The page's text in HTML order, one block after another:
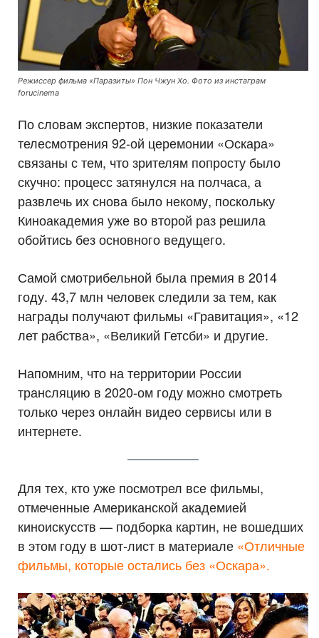
Режиссер фильма «Паразиты» Пон Чжун Хо. Фото из инстаграм
forucinema
По словам экспертов, низкие показатели
телесмотрения 92-ой церемонии «Оскара»
связаны с тем, что зрителям попросту было
скучно: процесс затянулся на полчаса, а
развлечь их снова было некому, поскольку
Киноакадемия уже во второй раз решила
обойтись без основного ведущего.
Самой смотрибельной была премия в 2014
году. 43,7 млн человек следили за тем, как
награды получают фильмы «Гравитация», «12
лет рабства», «Великий Гетсби» и другие.
Напомним, что на территории России
трансляцию в 2020-ом году можно смотреть
только через онлайн видео сервисы или в
интернете.
Для тех, кто уже посмотрел все фильмы,
отмеченные Американской академией
киноискусств — подборка картин, не вошедших
в этом году в шот-лист в материале «Отличные
фильмы, которые остались без «Оскара».